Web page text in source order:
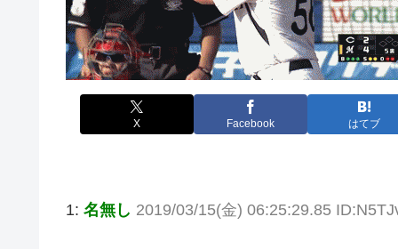
X Facebook はてブ
1: 名無し 2019/03/15(金) 06:25:29.85